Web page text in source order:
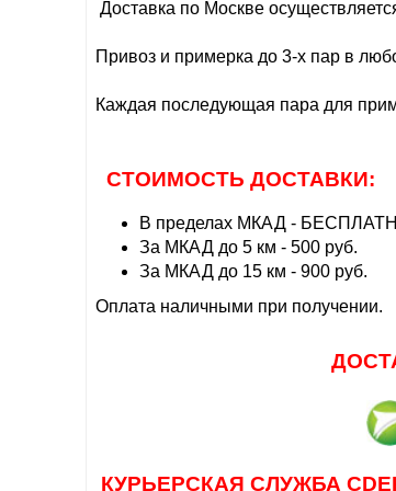
Доставка по Москве
Привоз и примерка до 3-х пар в
Каждая последующая пара для
СТОИМОСТЬ ДОСТАВКИ:
В пределах МКАД -
За МКАД до 5 км - 500 руб.
За МКАД до 15 км - 900 руб.
Оплата наличными при получении.
ДОСТАВКА
КУРЬЕРСКАЯ СЛУЖБА